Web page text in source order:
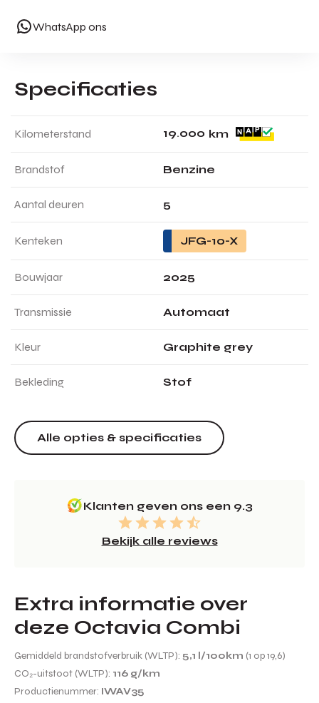
WhatsApp ons
Specificaties
Kilometerstand 19.000 km
Brandstof Benzine
Aantal deuren 5
Kenteken JFG-10-X
Bouwjaar 2025
Transmissie Automaat
Kleur Graphite grey
Bekleding Stof
Alle opties & specificaties
Klanten geven ons een 9.3
Bekijk alle reviews
Extra informatie over
deze Octavia Combi
Gemiddeld brandstofverbruik (WLTP): 5,1 l/100km (1 op 19,6)
CO₂-uitstoot (WLTP): 116 g/km
Productienummer: IWAV35